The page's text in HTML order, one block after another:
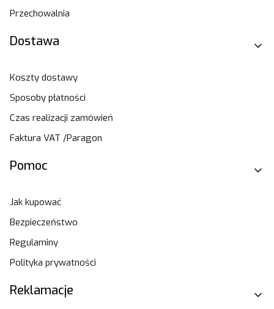
Przechowalnia
Dostawa
Koszty dostawy
Sposoby płatności
Czas realizacji zamówień
Faktura VAT /Paragon
Pomoc
Jak kupować
Bezpieczeństwo
Regulaminy
Polityka prywatności
Reklamacje